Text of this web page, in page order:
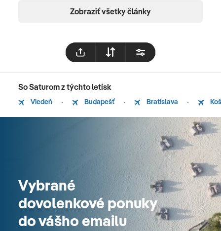
Zobraziť všetky články
So Saturom z týchto letísk
Viedeň Budapešť Bratislava
Vybrané
dovolenkové ponuky
do vášho emailu